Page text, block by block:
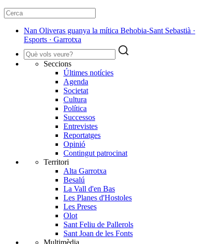
Nan Oliveras guanya la mítica Behobia-Sant Sebastià ·
Esports · Garrotxa
Seccions
Últimes notícies
Agenda
Societat
Cultura
Política
Successos
Entrevistes
Reportatges
Opinió
Contingut patrocinat
Territori
Alta Garrotxa
Besalú
La Vall d'en Bas
Les Planes d'Hostoles
Les Preses
Olot
Sant Feliu de Pallerols
Sant Joan de les Fonts
Multimèdia